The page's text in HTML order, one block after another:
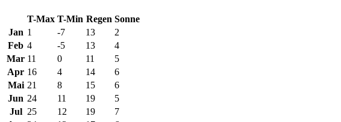
T-Max T-Min Regen Sonne
Jan 1 -7 13
2
Feb 4 -5 13
4
Mar 11 0 11
5
Apr 16 4 14
6
Mai 21 8 15
6
Jun 24 11 19
5
Jul 25 12 19
7